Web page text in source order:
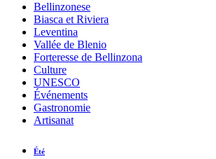
Bellinzonese
Biasca et Riviera
Leventina
Vallée de Blenio
Forteresse de Bellinzona
Culture
UNESCO
Événements
Gastronomie
Artisanat
Été